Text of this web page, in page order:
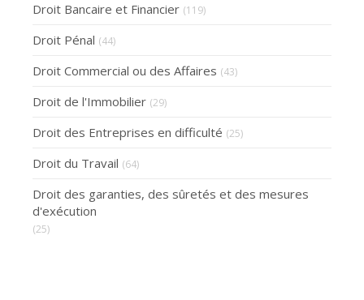
Droit Bancaire et Financier (119)
Droit Pénal (44)
Droit Commercial ou des Affaires (43)
Droit de l'Immobilier (29)
Droit des Entreprises en difficulté (25)
Droit du Travail (64)
Droit des garanties, des sûretés et des mesures
d'exécution
(25)